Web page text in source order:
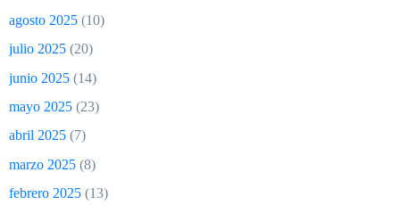
agosto 2025 (10)
julio 2025 (20)
junio 2025 (14)
mayo 2025 (23)
abril 2025 (7)
marzo 2025 (8)
febrero 2025 (13)